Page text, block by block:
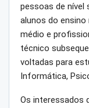
pessoas de nível
alunos do ensino
médio e
técnico
voltadas para
Informática,
Os interessados